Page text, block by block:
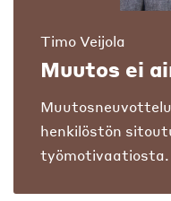
Timo Veijola
Muutos ei
henkilöstön
työmotivaatiosta.